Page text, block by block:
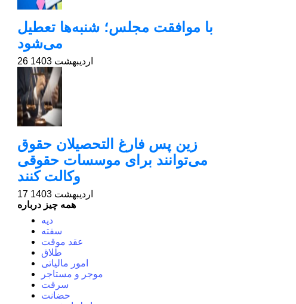
با موافقت مجلس؛ شنبه‌ها تعطیل
می‌شود
26 اردیبهشت 1403
زین پس فارغ التحصیلان حقوق
می‌توانند برای موسسات حقوقی
وکالت کنند
17 اردیبهشت 1403
همه چیز درباره
دیه
سفته
عقد موقت
طلاق
امور مالیاتی
موجر و مستاجر
سرقت
حضانت